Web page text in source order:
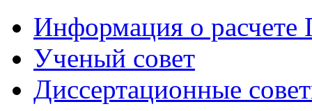
Информация о
Ученый совет
Диссертационные